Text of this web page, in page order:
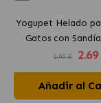
Yogupet Helado
Gatos con
Rojos
2.99 € 2
Añadir al